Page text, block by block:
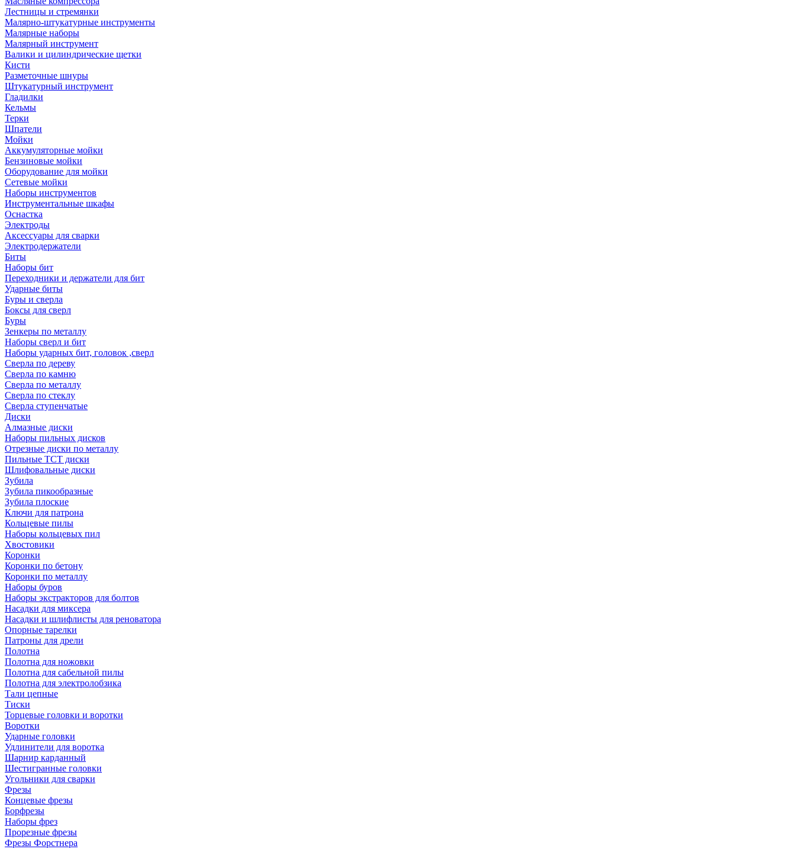
Лестницы и стремянки
Малярно-штукатурные инструменты
Малярные наборы
Малярный инструмент
Валики и цилиндрические щетки
Кисти
Разметочные шнуры
Штукатурный инструмент
Гладилки
Кельмы
Терки
Шпатели
Мойки
Аккумуляторные мойки
Бензиновые мойки
Оборудование для мойки
Сетевые мойки
Наборы инструментов
Инструментальные шкафы
Оснастка
Электроды
Аксессуары для сварки
Электродержатели
Биты
Наборы бит
Переходники и держатели для бит
Ударные биты
Буры и сверла
Боксы для сверл
Буры
Зенкеры по металлу
Наборы сверл и бит
Наборы ударных бит, головок ,сверл
Сверла по дереву
Сверла по камню
Сверла по металлу
Сверла по стеклу
Сверла ступенчатые
Диски
Алмазные диски
Наборы пильных дисков
Отрезные диски по металлу
Пильные TCT диски
Шлифовальные диски
Зубила
Зубила пикообразные
Зубила плоские
Ключи для патрона
Кольцевые пилы
Наборы кольцевых пил
Хвостовики
Коронки
Коронки по бетону
Коронки по металлу
Наборы буров
Наборы экстракторов для болтов
Насадки для миксера
Насадки и шлифлисты для реноватора
Опорные тарелки
Патроны для дрели
Полотна
Полотна для ножовки
Полотна для сабельной пилы
Полотна для электролобзика
Тали цепные
Тиски
Торцевые головки и воротки
Воротки
Ударные головки
Удлинители для воротка
Шарнир карданный
Шестигранные головки
Угольники для сварки
Фрезы
Концевые фрезы
Борфрезы
Наборы фрез
Прорезные фрезы
Фрезы Форстнера